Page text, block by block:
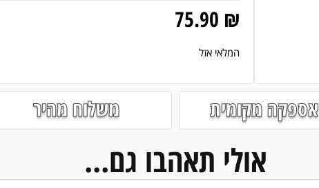
75.90 ₪
המלאי אזל
אספקה מקומית משלוח מהיר
אולי תאהבו גם...